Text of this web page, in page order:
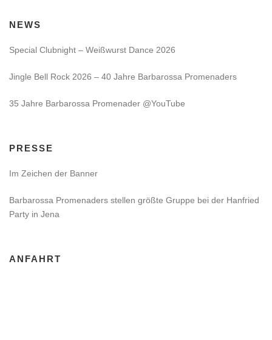
NEWS
Special Clubnight – Weißwurst Dance 2026
Jingle Bell Rock 2026 – 40 Jahre Barbarossa Promenaders
35 Jahre Barbarossa Promenader @YouTube
PRESSE
Im Zeichen der Banner
Barbarossa Promenaders stellen größte Gruppe bei der Hanfried
Party in Jena
ANFAHRT